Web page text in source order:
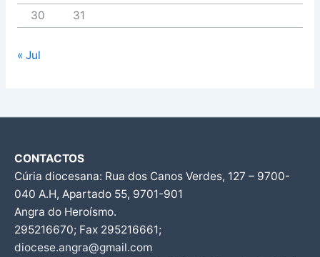
30
31
« Jul
CONTACTOS
Cúria diocesana: Rua dos Canos Verdes, 127 – 9700-
040 A.H, Apartado 55, 9701-901
Angra do Heroísmo.
295216670; Fax 295216661;
diocese.angra@gmail.com